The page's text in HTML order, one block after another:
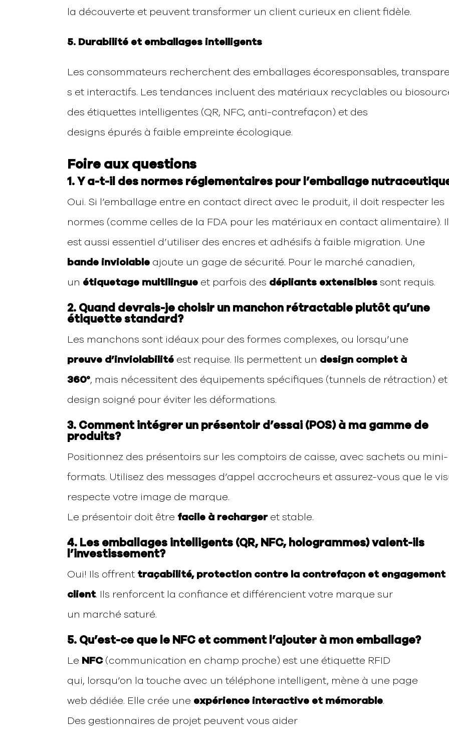
la découverte et peuvent transformer un client curieux en client fidèle.
5. Durabilité et emballages intelligents
Les consommateurs recherchent des emballages écoresponsables,
s et interactifs. Les tendances incluent des matériaux recyclables ou
des étiquettes intelligentes (QR, NFC, anti-contrefaçon) et des
designs épurés à faible empreinte écologique.
Foire aux questions
1. Y a-t-il des normes réglementaires pour l’emballage
Oui. Si l’emballage entre en contact direct avec le produit, il doit respecter les
normes (comme celles de la FDA pour les matériaux en contact alimentaire). Il
est aussi essentiel d’utiliser des encres et adhésifs à faible migration. Une
bande inviolable ajoute un gage de sécurité. Pour le marché canadien,
un étiquetage multilingue et parfois des dépliants extensibles sont requis.
2. Quand devrais-je choisir un manchon rétractable plutôt qu’une
étiquette standard?
Les manchons sont idéaux pour des formes complexes, ou lorsqu’une
preuve d’inviolabilité est requise. Ils permettent un design complet à
360°, mais nécessitent des équipements spécifiques (tunnels de rétraction) et
design soigné pour éviter les déformations.
3. Comment intégrer un présentoir d’essai (POS) à ma gamme de
produits?
Positionnez des présentoirs sur les comptoirs de caisse, avec sachets ou mini-
formats. Utilisez des messages d’appel accrocheurs et assurez-vous que le
respecte votre image de marque.
Le présentoir doit être facile à rechargeret stable.
4. Les emballages intelligents (QR, NFC, hologrammes) valent-ils
l’investissement?
Oui! Ils offrent traçabilité, protection contre la contrefaçon et engagement
client. Ils renforcent la confiance et différencient votre marque sur
un marché saturé.
5. Qu’est-ce que le NFC et comment l’ajouter à mon emballage?
Le NFC(communication en champ proche) est une étiquette RFID
qui, lorsqu’on la touche avec un téléphone intelligent, mène à une page
web dédiée. Elle crée une expérience interactive et mémorable.
Des gestionnaires de projet peuvent vous aider